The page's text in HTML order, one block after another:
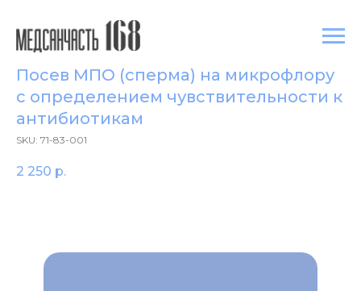
Посев МПО (сперма) на микрофлору
с определением чувcтвительности к
антибиотикам
SKU: 71-83-001
2 250 р.